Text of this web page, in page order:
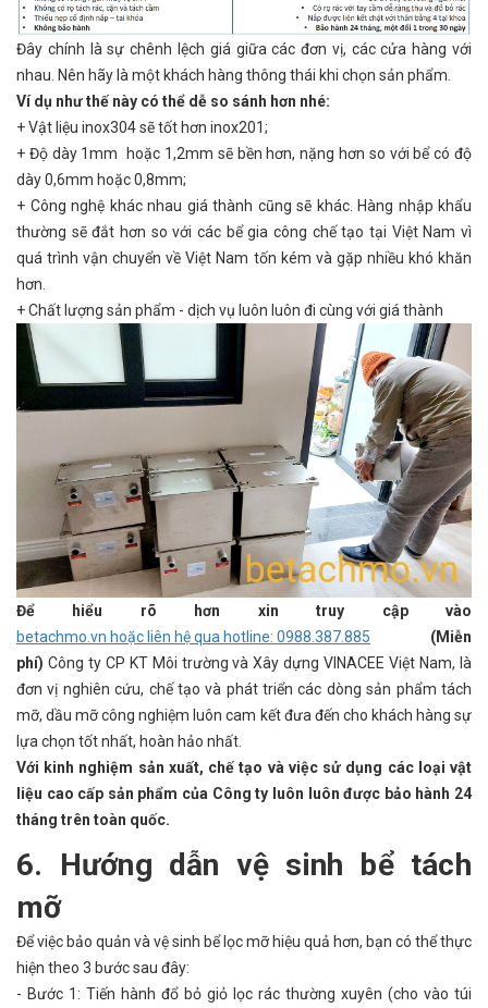
Đây chính là sự chênh lệch giá giữa các đơn vị, các cửa hàng với
nhau. Nên hãy là một khách hàng thông thái khi chọn sản phẩm.
Ví dụ như thế này có thể dễ so sánh hơn nhé:
+ Vật liệu inox304 sẽ tốt hơn inox201;
+ Độ dày 1mm hoặc 1,2mm sẽ bền hơn, nặng hơn so với bể có độ
dày 0,6mm hoặc 0,8mm;
+ Công nghệ khác nhau giá thành cũng sẽ khác. Hàng nhập khẩu
thường sẽ đắt hơn so với các bể gia công chế tạo tại Việt Nam vì
quá trình vận chuyển về Việt Nam tốn kém và gặp nhiều khó khăn
hơn.
+ Chất lượng sản phẩm - dịch vụ luôn luôn đi cùng với giá thành
Để hiểu rõ hơn xin truy cập vào
betachmo.vn hoặc liên hệ qua hotline: 0988.387.885 (Miễn
phí) Công ty CP KT Môi trường và Xây dựng VINACEE Việt Nam, là
đơn vị nghiên cứu, chế tạo và phát triển các dòng sản phẩm tách
mỡ, dầu mỡ công nghiệm luôn cam kết đưa đến cho khách hàng sự
lựa chọn tốt nhất, hoàn hảo nhất.
Với kinh nghiệm sản xuất, chế tạo và việc sử dụng các loại vật
liệu cao cấp sản phẩm của Công ty luôn luôn được bảo hành 24
tháng trên toàn quốc.
6. Hướng dẫn vệ sinh bể tách
mỡ
Để việc bảo quản và vệ sinh bể lọc mỡ hiệu quả hơn, bạn có thể thực
hiện theo 3 bước sau đây:
- Bước 1: Tiến hành đổ bỏ giỏ lọc rác thường xuyên (cho vào túi